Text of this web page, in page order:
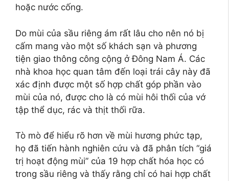
hoặc nước cống.
Do mùi của sầu riêng ám rất lâu cho nên nó bị
cấm mang vào một số khách sạn và phương
tiện giao thông công cộng ở Đông Nam Á. Các
nhà khoa học quan tâm đến loại trái cây này đã
xác định được một số hợp chất góp phần vào
mùi của nó, được cho là có mùi hôi thối của vớ
tập thể dục, rác và thịt thối rữa.
Tò mò để hiểu rõ hơn về mùi hương phức tạp,
họ đã tiến hành nghiên cứu và đã phân tích “giá
trị hoạt động mùi” của 19 hợp chất hóa học có
trong sầu riêng và thấy rằng chỉ có hai hợp chất